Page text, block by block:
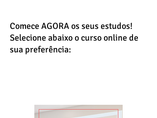
Comece AGORA os seus estudos!
Selecione abaixo o curso online de
sua preferência: